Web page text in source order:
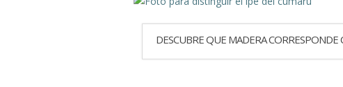
DESCUBRE QUE MADERA